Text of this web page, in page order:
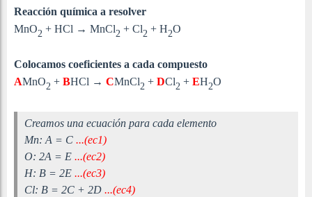
Reacción química a resolver
MnO2 + HCl → MnCl2 + Cl2 + H2O
Colocamos coeficientes a cada compuesto
AMnO2 + BHCl → CMnCl2 + DCl2 + EH2O
Creamos una ecuación para cada elemento
Mn: A = C ...(ec1)
O: 2A = E ...(ec2)
H: B = 2E ...(ec3)
Cl: B = 2C + 2D ...(ec4)